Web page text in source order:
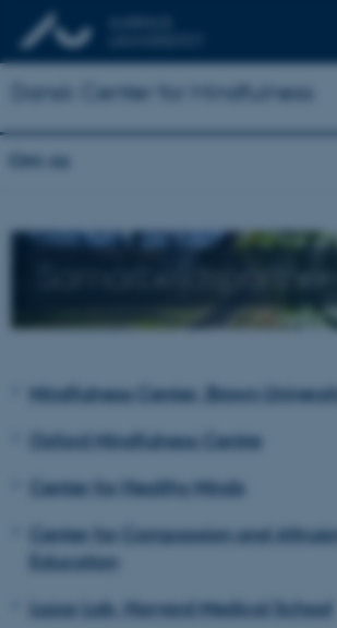
Dansk Center for Mindfulness
Om os
Samarbejdspartnere
Mindfulness Center, Brown
Oxford Mindfulness Centre
Center for Healthy Minds
Center for Compassion and
Education
Lazar Lab, Harvard Medical School